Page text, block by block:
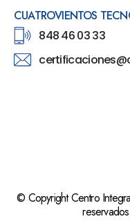
CUATROVIENTOS
848 46 03 33
© Copyright Centro